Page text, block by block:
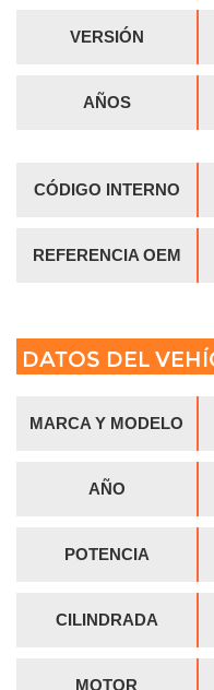
VERSIÓN
AÑOS
CÓDIGO INTERNO
REFERENCIA OEM
DATOS DEL
MARCA Y MODELO
AÑO
POTENCIA
CILINDRADA
MOTOR